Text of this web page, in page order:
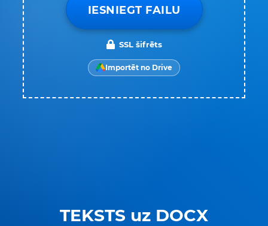
TEKSTS uz DOCX
IESNIEGT FAILU
SSL šifrēts
Importēt no Drive